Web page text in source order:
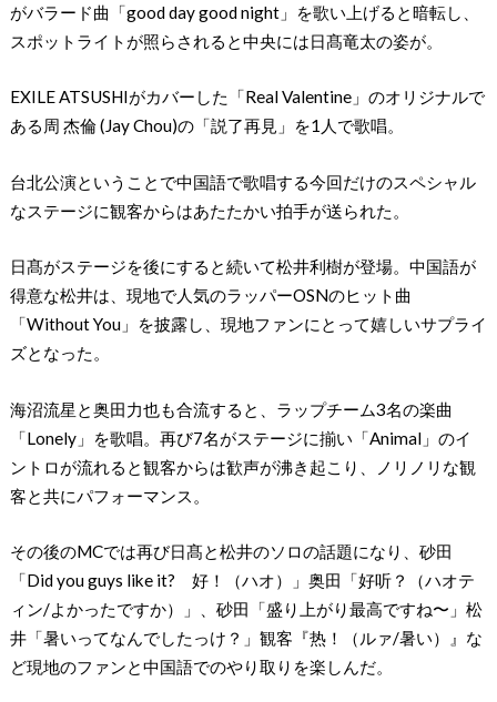
がバラード曲「good day good night」を歌い上げると暗転し、
スポットライトが照らされると中央には日髙竜太の姿が。
EXILE ATSUSHIがカバーした「Real Valentine」のオリジナルで
ある周 杰倫 (Jay Chou)の「説了再見」を1人で歌唱。
台北公演ということで中国語で歌唱する今回だけのスペシャル
なステージに観客からはあたたかい拍手が送られた。
日髙がステージを後にすると続いて松井利樹が登場。中国語が
得意な松井は、現地で人気のラッパーOSNのヒット曲
「Without You」を披露し、現地ファンにとって嬉しいサプライ
ズとなった。
海沼流星と奥田力也も合流すると、ラップチーム3名の楽曲
「Lonely」を歌唱。再び7名がステージに揃い「Animal」のイ
ントロが流れると観客からは歓声が沸き起こり、ノリノリな観
客と共にパフォーマンス。
その後のMCでは再び日髙と松井のソロの話題になり、砂田
「Did you guys like it? 好！（ハオ）」奥田「好听？（ハオテ
ィン/よかったですか）」、砂田「盛り上がり最高ですね〜」松
井「暑いってなんでしたっけ？」観客『热！（ルァ/暑い）』な
ど現地のファンと中国語でのやり取りを楽しんだ。